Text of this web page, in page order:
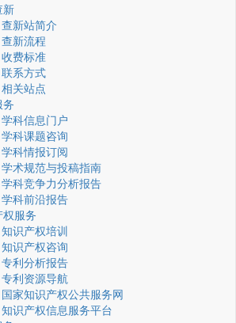
新
查新站简介
查新流程
收费标准
联系方式
相关站点
学科信息门户
学科课题咨询
学科情报订阅
学术规范与投稿指南
学科竞争力分析报告
学科前沿报告
服务
知识产权培训
知识产权咨询
专利分析报告
专利资源导航
国家知识产权公共服务网
知识产权信息服务平台